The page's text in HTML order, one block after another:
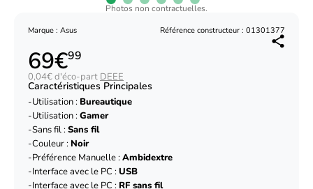
Photos non contractuelles.
Marque : Asus Référence constructeur : 01301377
69€99
0,04€ d'éco-part DEEE
Caractéristiques Principales
Utilisation : Bureautique
Utilisation :Gamer
Sans fil :Sans fil
Couleur : Noir
Préférence Manuelle :Ambidextre
Interface avec le PC :USB
Interface avec le PC : RF sans fil